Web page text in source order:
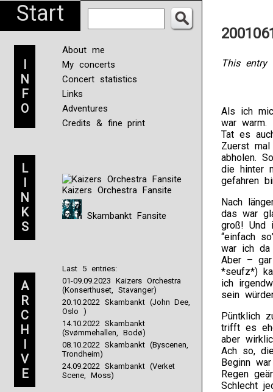
Start
I
N
F
O
About me
My concerts
Concert statistics
Links
Adventures
Credits & fine print
L
I
N
K
S
Kaizers Orchestra Fansite
Skambankt Fansite
A
R
C
H
I
V
E
Last 5 entries:
01-09.09.2023 Kaizers Orchestra
(Konserthuset, Stavanger)
20.10.2022 Skambankt (John Dee,
Oslo )
14.10.2022 Skambankt
(Svømmehallen, Bodø)
08.10.2022 Skambankt (Byscenen,
Trondheim)
24.09.2022 Skambankt (Verket
Scene, Moss)
This entry
Als ich
war warm.
Tat es
Zuerst
abholen.
die hinter
gefahren
Nach
das war
groß! Und
“einfach
war ich da
Aber –
*seufz*)
ich
sein
Püntklich
trifft es
aber
Ach so,
Beginn
Regen
Schlecht